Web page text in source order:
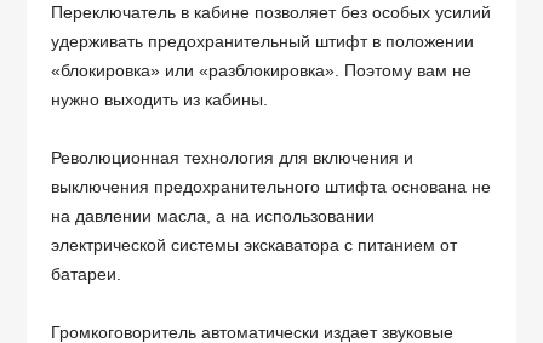
Переключатель в кабине позволяет без особых усилий
удерживать предохранительный штифт в положении
«блокировка» или «разблокировка». Поэтому вам не
нужно выходить из кабины.
Революционная технология для включения и
выключения предохранительного штифта основана не
на давлении масла, а на использовании
электрической системы экскаватора с питанием от
батареи.
Громкоговоритель автоматически издает звуковые